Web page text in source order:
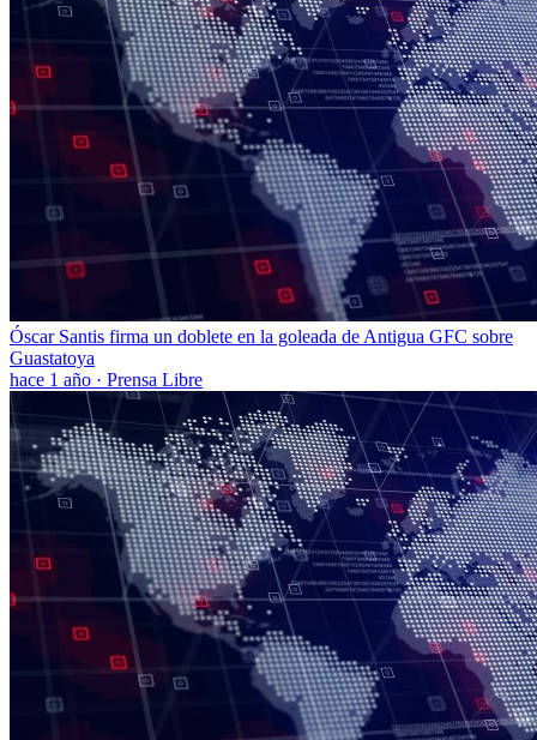
Óscar Santis firma un doblete en la goleada de Antigua GFC sobre
Guastatoya
hace 1 año · Prensa Libre